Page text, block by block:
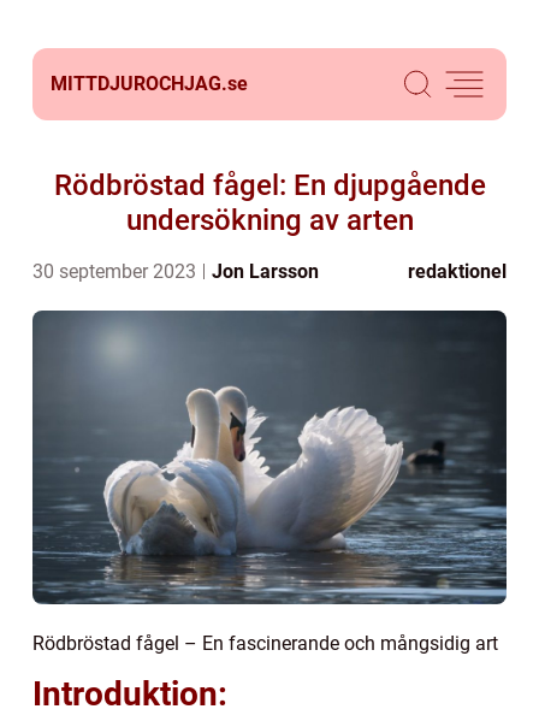
MITTDJUROCHJAG.se
Rödbröstad fågel: En djupgående
undersökning av arten
30 september 2023 Jon Larsson redaktionel
Rödbröstad fågel – En fascinerande och mångsidig art
Introduktion: